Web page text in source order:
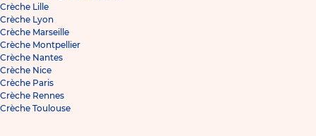
Crèche Lille
Crèche Lyon
Crèche Marseille
Crèche Montpellier
Crèche Nantes
Crèche Nice
Crèche Paris
Crèche Rennes
Crèche Toulouse